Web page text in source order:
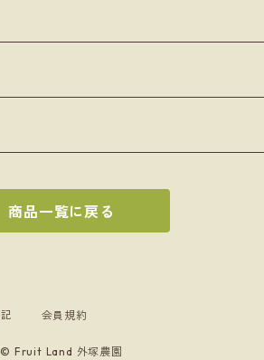
商品一覧に戻る
会員規約
© Fruit Land 外塚農園